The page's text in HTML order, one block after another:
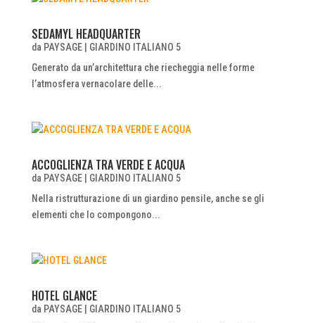
SEDAMYL HEADQUARTER
da PAYSAGE| GIARDINO ITALIANO 5
Generato da un’architettura che riecheggia nelle forme
l’atmosfera vernacolare delle...
ACCOGLIENZA TRA VERDE E ACQUA
da PAYSAGE| GIARDINO ITALIANO 5
Nella ristrutturazione di un giardino pensile, anche se gli
elementi che lo compongono...
HOTEL GLANCE
da PAYSAGE| GIARDINO ITALIANO 5